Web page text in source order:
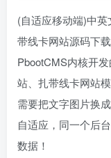
(自适应移动端)中
带线卡网站源码下载
PbootCMS内核开
站、扎带线卡网站
需要把文字图片换
自适应，同一个后
数据！